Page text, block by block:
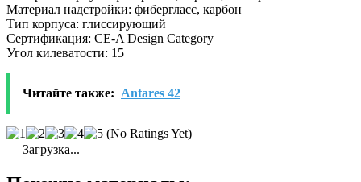
Материал надстройки: фибергласс, карбон
Тип корпуса: глиссирующий
Сертификация: CE-A Design Category
Угол килеватости: 15
Читайте также: Antares 42
(No Ratings Yet)
Загрузка...